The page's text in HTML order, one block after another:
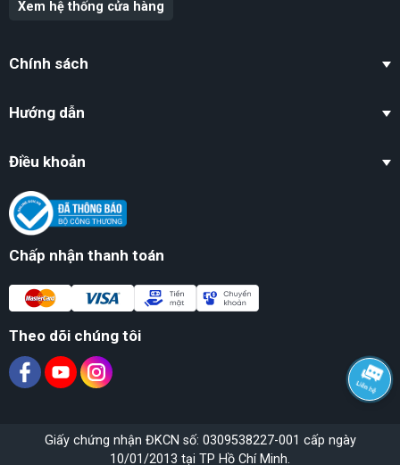
Xem hệ thống cửa hàng
Chính sách
Hướng dẫn
Điều khoản
Chấp nhận thanh toán
Theo dõi chúng tôi
Giấy chứng nhận ĐKCN số: 0309538227-001 cấp ngày
10/01/2013 tại TP Hồ Chí Minh.